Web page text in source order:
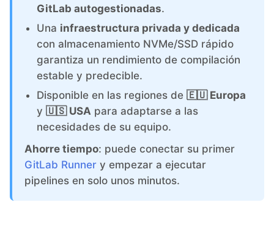
Graylog
InfluxDB
Kafka
Keycloak
GitLab autogestionadas.
Una infraestructura privada y dedicada
con almacenamiento NVMe/SSD rápido
garantiza un rendimiento de compilación
estable y predecible.
Disponible en las regiones de 🇪🇺 Europa
y 🇺🇸 USA para adaptarse a las
necesidades de su equipo.
Ahorre tiempo: puede conectar su primer
GitLab Runner y empezar a ejecutar
pipelines en solo unos minutos.